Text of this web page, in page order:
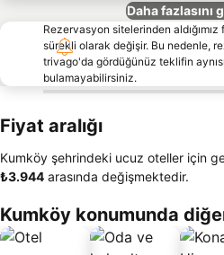
Daha fazlasını
Rezervasyon sitelerinden
sürekli olarak değişir. Bu nedenle,
trivago'da gördüğünüz teklifin
bulamayabilirsiniz.
Fiyat aralığı
Kumköy şehrindeki ucuz oteller için
‎₺3.944 arasında değişmektedir.
Kumköy konumunda